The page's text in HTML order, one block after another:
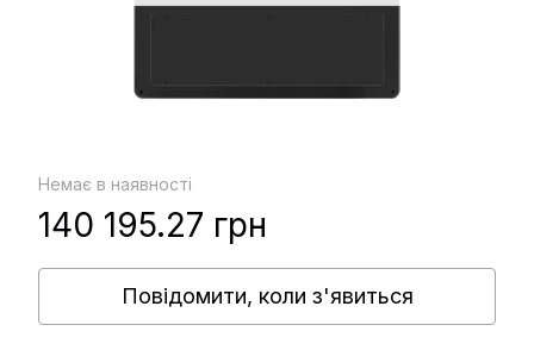
Немає в наявності
140 195.27 грн
Повідомити, коли з'явиться